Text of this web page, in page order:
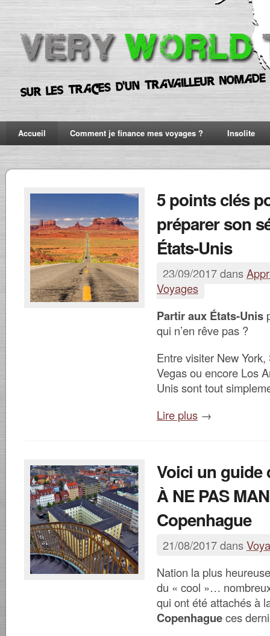
Accueil Comment je finance mes voyages ? Insolite
5 points clés
préparer son
États-Unis
23/09/2017 dans
Voyages
Partir aux États-Unis
qui n’en rêve pas ?
Entre visiter New
Vegas ou encore Los
Unis sont tout
Lire plus →
Voici un guide
À NE PAS
Copenhague
21/08/2017 dans
Nation la plus
du « cool »…
qui ont été attachés à
Copenhagueces